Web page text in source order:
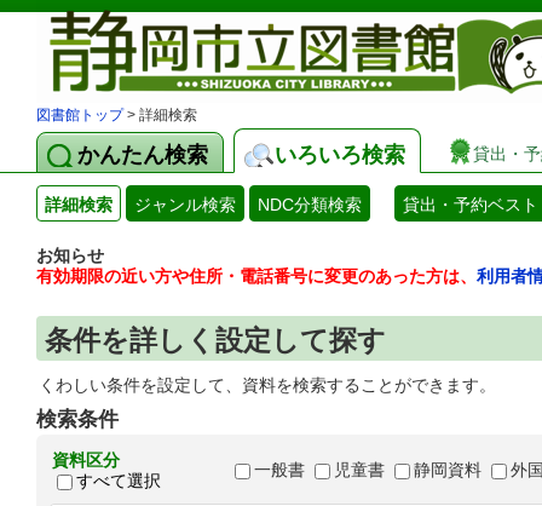
図書館トップ> 詳細検索
かんたん検索 いろいろ検索 貸出・
詳細検索 ジャンル検索 NDC分類検索 貸出・予約ベスト
お知らせ
有効期限の近い方や住所・電話番号に変更のあった方は、 利用者
条件を詳しく設定して探す
くわしい条件を設定して、資料を検索することができます。
検索条件
資料区分
すべて選択
一般書 児童書 静岡資料 外